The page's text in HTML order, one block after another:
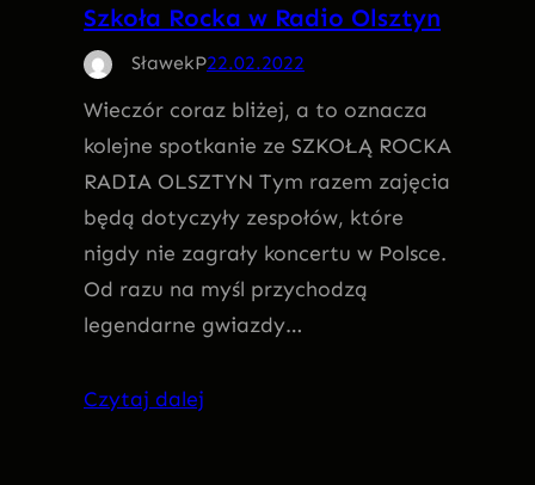
Szkoła Rocka w Radio Olsztyn
SławekP22.02.2022
Wieczór coraz bliżej, a to oznacza
kolejne spotkanie ze SZKOŁĄ ROCKA
RADIA OLSZTYN Tym razem zajęcia
będą dotyczyły zespołów, które
nigdy nie zagrały koncertu w Polsce.
Od razu na myśl przychodzą
legendarne gwiazdy…
Czytaj dalej